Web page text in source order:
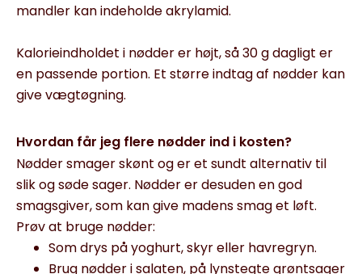
mandler kan indeholde akrylamid.
Kalorieindholdet i nødder er højt, så 30 g dagligt er
en passende portion. Et større indtag af nødder kan
give vægtøgning.
Hvordan får jeg flere nødder ind i kosten?
Nødder smager skønt og er et sundt alternativ til
slik og søde sager. Nødder er desuden en god
smagsgiver, som kan give madens smag et løft.
Prøv at bruge nødder:
Som drys på yoghurt, skyr eller havregryn.
Brug nødder i salaten, på lynstegte grøntsager